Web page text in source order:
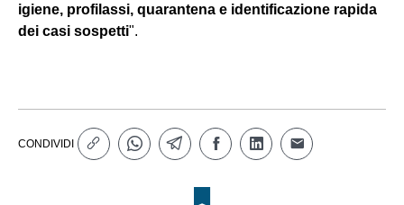
igiene, profilassi, quarantena e identificazione rapida
dei casi sospetti".
CONDIVIDI